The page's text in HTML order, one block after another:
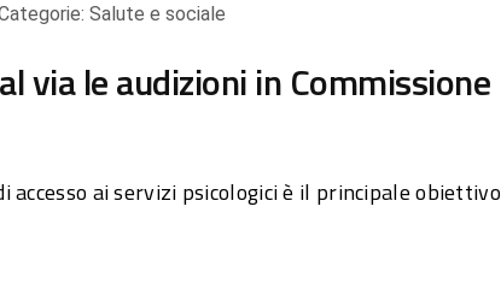
Salute e sociale
via le audizioni in Commissione
ai servizi psicologici è il principale obiettivo